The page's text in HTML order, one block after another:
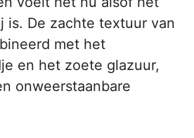
is. De zachte textuur van
met het
en het zoete glazuur,
onweerstaanbare